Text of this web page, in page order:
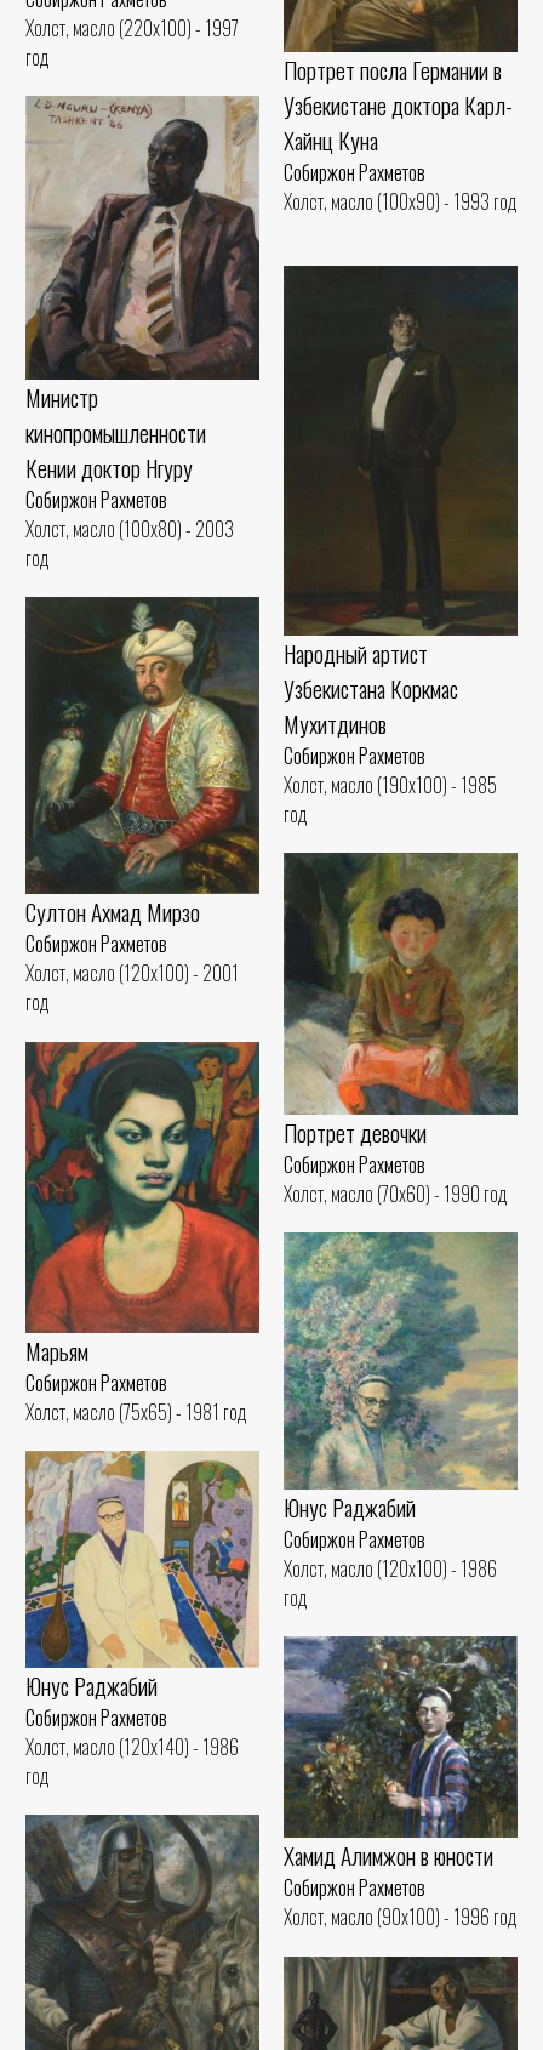
Холст, масло (220x100) - 1997
год
Портрет посла Германии в
Узбекистане доктора Карл-
Хайнц Куна
Собиржон Рахметов
Холст, масло (100x90) - 1993 год
Министр
кинопромышленности
Кении доктор Нгуру
Собиржон Рахметов
Холст, масло (100x80) - 2003
год
Народный артист
Узбекистана Коркмас
Мухитдинов
Собиржон Рахметов
Холст, масло (190x100) - 1985
год
Султон Ахмад Мирзо
Собиржон Рахметов
Холст, масло (120x100) - 2001
год
Портрет девочки
Собиржон Рахметов
Холст, масло (70x60) - 1990 год
Марьям
Собиржон Рахметов
Холст, масло (75x65) - 1981 год
Юнус Раджабий
Собиржон Рахметов
Холст, масло (120x100) - 1986
год
Юнус Раджабий
Собиржон Рахметов
Холст, масло (120x140) - 1986
год
Хамид Алимжон в юности
Собиржон Рахметов
Холст, масло (90x100) - 1996 год